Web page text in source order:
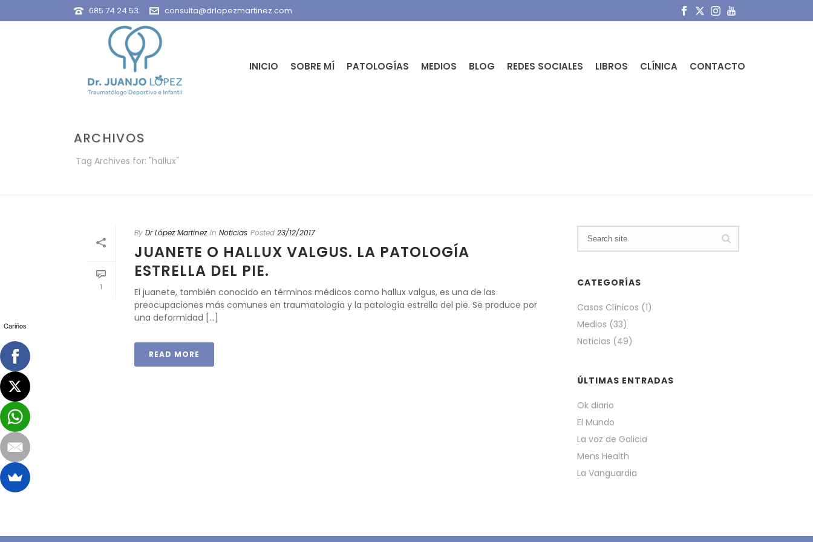
685 74 24 53 consulta@drlopezmartinez.com
INICIO SOBRE MÍ PATOLOGÍAS MEDIOS BLOG REDES SOCIALES LIBROS CLÍNICA CONTACTO
ARCHIVOS
Tag Archives for: "hallux"
1
By Dr López Martinez In Noticias Posted 23/12/2017
JUANETE O HALLUX VALGUS. LA PATOLOGÍA
ESTRELLA DEL PIE.
El juanete, también conocido en términos médicos como hallux valgus, es una de las
preocupaciones más comunes en traumatología y la patología estrella del pie. Se produce por
una deformidad [...]
READ MORE
CATEGORÍAS
Casos Clínicos (1)
Medios (33)
Noticias (49)
ÚLTIMAS ENTRADAS
Ok diario
El Mundo
La voz de Galicia
Mens Health
La Vanguardia
Cariños